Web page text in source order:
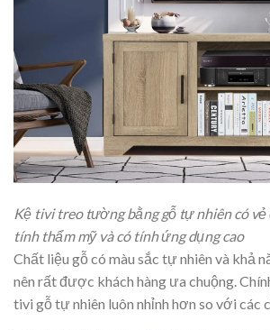
Kệ tivi treo tường bằng gỗ tự nhiên có vẻ
tính thẩm mỹ và có tính ứng dụng cao
Chất liệu gỗ có màu sắc tự nhiên và khả
nên rất được khách hàng ưa chuộng.
tivi gỗ tự nhiên luôn nhỉnh hơn so với các